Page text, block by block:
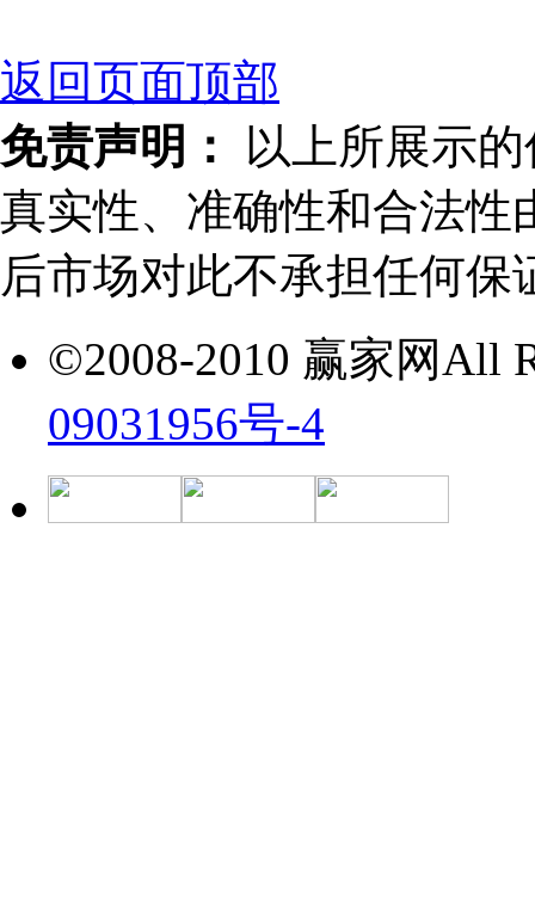
返回页面顶部
免责声明：
以上所展示
真实性、准确性和合法性
后市场对此不承担任何保
©2008-2010 赢家网All
09031956号-4